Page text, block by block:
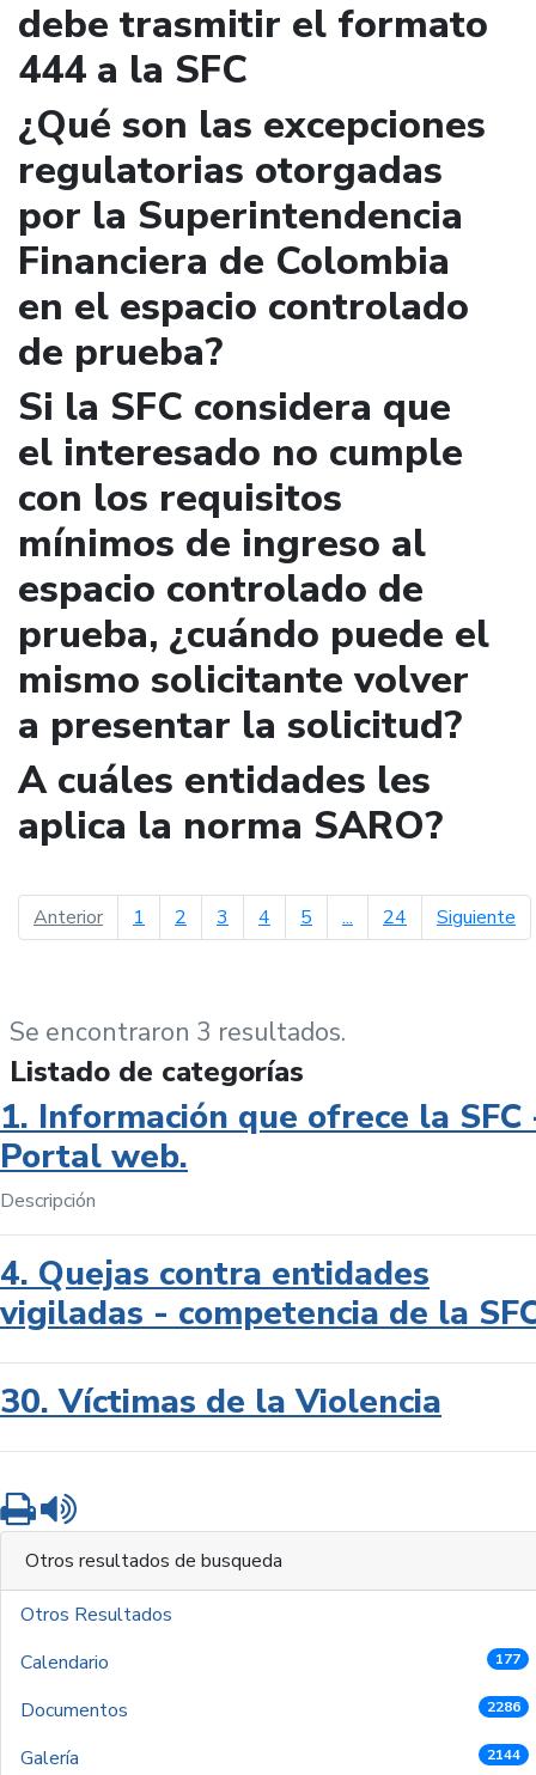
debe trasmitir el formato
444 a la SFC
¿Qué son las excepciones
regulatorias otorgadas
por la Superintendencia
Financiera de Colombia
en el espacio controlado
de prueba?
Si la SFC considera que
el interesado no cumple
con los requisitos
mínimos de ingreso al
espacio controlado de
prueba, ¿cuándo puede el
mismo solicitante volver
a presentar la solicitud?
A cuáles entidades les
aplica la norma SARO?
Anteriorpágina anterior
1 2 3 4 5 ... 24 Siguiente
Se encontraron 3 resultados.
Listado de categorías
1. Información que ofrece la SFC
Portal web.
Descripción
4. Quejas contra entidades
vigiladas - competencia de la
30. Víctimas de la Violencia
Imprimir
Otros resultados de busqueda
Otros Resultados
Calendario
177
Documentos 2286
Galería 2144